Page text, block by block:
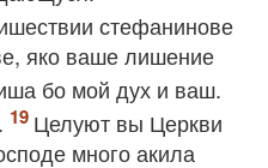
стефанинове
яко ваше лишение
бо мой дух и ваш.
Целуют вы Церкви
много акила